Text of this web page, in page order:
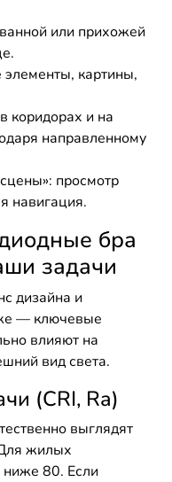
или прихожей
картины,
коридорах и на
направленному
просмотр
навигация.
бра
задачи
дизайна и
— ключевые
влияют на
вид света.
(CRI, Ra)
выглядят
жилых
ниже 80. Если